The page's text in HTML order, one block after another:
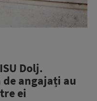
Dolj.
angajați au
ei